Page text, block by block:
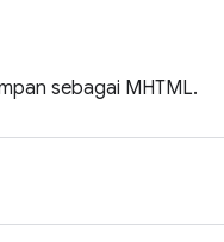
sebagai MHTML.